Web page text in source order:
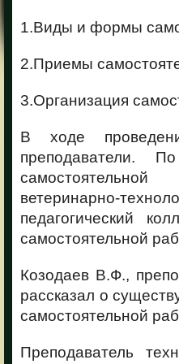
1.Виды и формы
2.Приемы
3.Организация
В ходе
преподаватели.
ветеринарно-
педагогический
самостоятельной
Козодаев В.Ф.,
рассказал о
самостоятельной
Преподаватель